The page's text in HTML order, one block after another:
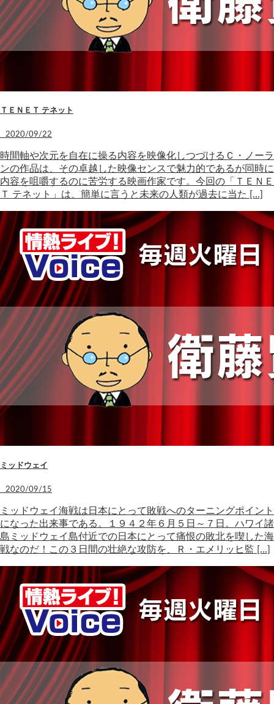
ＴＥＮＥＴ テネット
2020/09/22
時間軸や次元を自在に操る内容を映像化しつづけるＣ・ノーラ
ンの作品は、その卓越した映像センスで魅力的であるが同時に
内容を咀嚼するのに苦労する映画作家です。今回の「ＴＥＮＥ
Ｔ テネット」は、簡単に言うと未来の人類が過去に当た […]
ミッドウェイ
2020/09/15
ミッドウェイ海戦は日本にとって敗戦へのターニングポイント
になった出来事である。１９４２年６月５日～７日。ハワイ諸
島ミッドウェイ島付近での日本にとって痛恨の敗北を喫した海
戦なのだ！この３日間の壮絶な攻防を、Ｒ・エメリッヒ監 […]